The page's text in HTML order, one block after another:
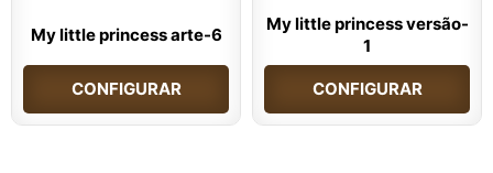
My little princess arte-6
CONFIGURAR
My little princess versão-
1
CONFIGURAR